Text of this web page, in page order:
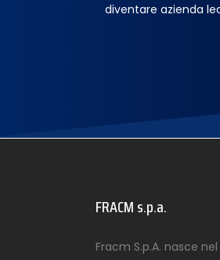
diventare azienda
FRACM s.p.a.
Fracm S.p.A. nasce